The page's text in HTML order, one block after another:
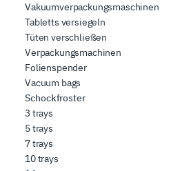
Vakuumverpackungsmaschinen
Tabletts versiegeln
Tüten verschließen
Verpackungsmachinen
Folienspender
Vacuum bags
Schockfroster
3 trays
5 trays
7 trays
10 trays